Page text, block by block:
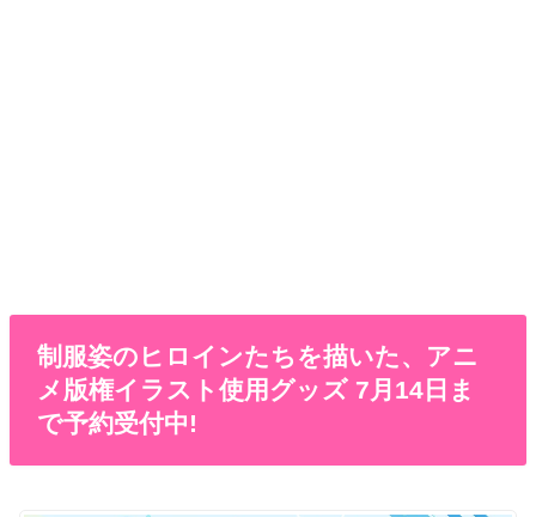
制服姿のヒロインたちを描いた、アニ
メ版権イラスト使用グッズ 7月14日ま
で予約受付中!